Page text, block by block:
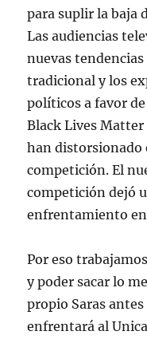
para suplir la baja
Las audiencias
nuevas
tradicional y los
políticos a favor de
Black Lives
han distorsionado
competición. El
competición dejó
enfrentamiento
Por eso
y poder sacar lo
propio Saras
enfrentará al